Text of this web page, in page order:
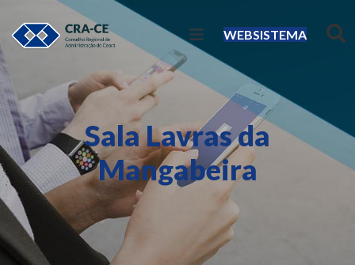
WEBSISTEMA
Sala Lavras da
Mangabeira